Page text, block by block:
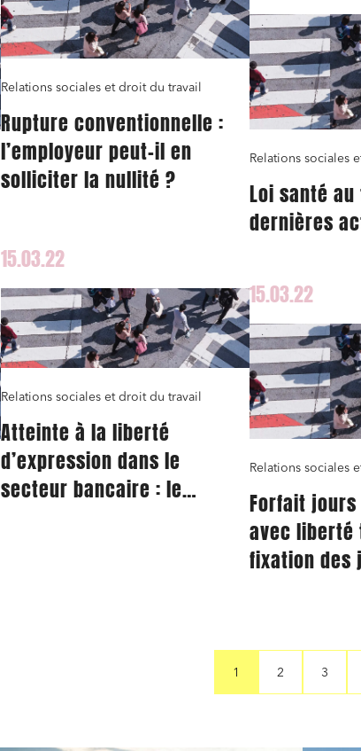
Relations sociales et droit du travail
Rupture conventionnelle :
l’employeur peut-il en
solliciter la nullité ?
Relations sociales
Loi santé
dernières
15.03.22
Relations sociales et droit du travail
Atteinte à la liberté
d’expression dans le
secteur bancaire : le
15.03.22
Relations sociales
Forfait
avec liberté
fixation des
1 2 3